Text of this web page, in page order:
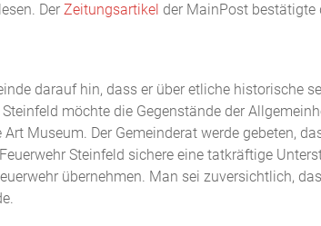
Der Zeitungsartikel der MainPost bestätigte
darauf hin, dass er über etliche historische
möchte die Gegenstände der
Museum. Der Gemeinderat werde gebeten,
Steinfeld sichere eine tatkräftige
übernehmen. Man sei zuversichtlich,